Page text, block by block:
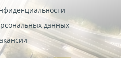
данных